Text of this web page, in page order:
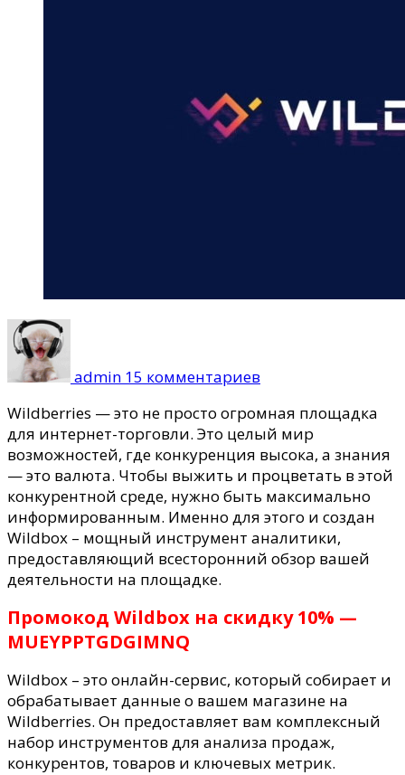
admin 15 комментариев
промокод
на
скидку
1015
Wildberries — это не просто огромная площадка
для интернет-торговли. Это целый мир
возможностей, где конкуренция высока, а знания
— это валюта. Чтобы выжить и процветать в этой
конкурентной среде, нужно быть максимально
информированным. Именно для этого и создан
Wildbox – мощный инструмент аналитики,
предоставляющий всесторонний обзор вашей
деятельности на площадке.
Промокод Wildbox на скидку 10% —
MUEYPPTGDGIMNQ
Wildbox – это онлайн-сервис, который собирает и
обрабатывает данные о вашем магазине на
Wildberries. Он предоставляет вам комплексный
набор инструментов для анализа продаж,
конкурентов, товаров и ключевых метрик.